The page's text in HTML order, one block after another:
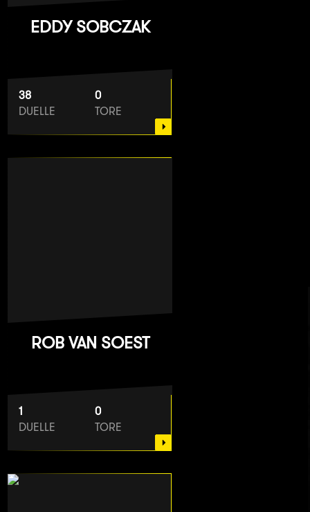
EDDY SOBCZAK
38
DUELLE
0
TORE
ROB VAN SOEST
1
DUELLE
0
TORE